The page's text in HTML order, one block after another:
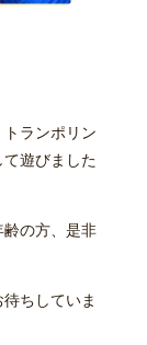
ランポリン
遊びました
齢の方、是非
待ちしていま